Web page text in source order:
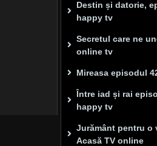
Destin și datorie,
happy tv
Secretul care ne
online tv
Mireasa episodul
Între iad și rai
happy tv
Jurământ pentru o
Acasă TV online